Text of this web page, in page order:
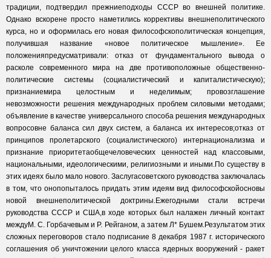
традиции, подтвердил прежниеподходы СССР во внешней политике.
Однако вскорене просто наметились коррективы внешнеполитического
курса, но и оформилась его новая философскополитическая концепция,
получившая название «новое политическое мышление». Ее
положенияпредусматривали: отказ от фундаментального вывода о
расколе современного мира на две противоположные общественно-
политические системы (социалистический и капиталистическую);
признаниемира целостным и неделимым; провозглашение
невозможности решения международных проблем силовыми методами;
объявление в качестве универсального способа решения международных
вопросовне баланса сил двух систем, а баланса их интересов;отказ от
принципов пролетарского (социалистического) интернационализма и
признание приоритетаобщечеловеческих ценностей над классовыми,
национальными, идеологическими, религиозными и иными.По существу в
этих идеях было мало нового. Заслугасоветского руководства заключалась
в том, что онопопыталось придать этим идеям вид философскойосновы
новой внешнеполитической доктрины.Ежегодными стали встречи
руководства СССР и США,в ходе которых был налажен личный контакт
междуМ. С. Горбачевым и Р. Рейганом, а затем Л* Бушем.Результатом этих
сложных переговоров стало подписание 8 декабря 1987 г. исторического
соглашения об уничтожении целого класса ядерных вооружений - ракет